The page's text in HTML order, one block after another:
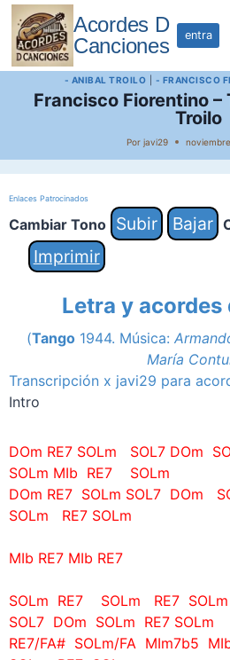
Saltar
contenido
Acordes D
Canciones
entra
- ANIBAL TROILO - FRANCISCO
Francisco Fiorentino –
Troilo
Por javi29
Enlaces Patrocinados
Cambiar Tono Subir Bajar
Imprimir
Letra y acordes
(Tango 1944. Música:
María
Transcripción x javi29 para
Intro
DOm RE7 SOLm SOL7 DOm
SOLm MIb RE7SOLm
DOm RE7 SOLm SOL7 DOm
SOLm
RE7SOLm
MIb RE7 MIb RE7
SOLm RE7SOLm RE7SOLm
SOL7 DOm SOLm RE7 SOLm
RE7/FA# SOLm/FA MIm7b5